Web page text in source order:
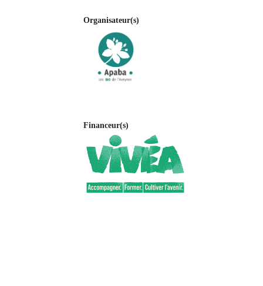
Organisateur(s)
Financeur(s)